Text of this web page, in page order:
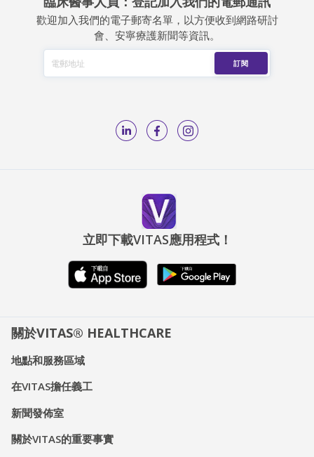
歡迎加入我們的電子郵寄名單，以方便收到網路研討
會、安寧療護新聞等資訊。
立即下載VITAS應用程式！
關於VITAS® HEALTHCARE
地點和服務區域
在VITAS擔任義工
新聞發佈室
關於VITAS的重要事實